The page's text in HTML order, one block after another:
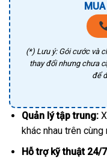
(*) Lưu ý: Gói cước và
thay đổi nhưng chưa
để
Quản lý tập trung:
khác nhau trên
Hỗ trợ kỹ thuật 24/